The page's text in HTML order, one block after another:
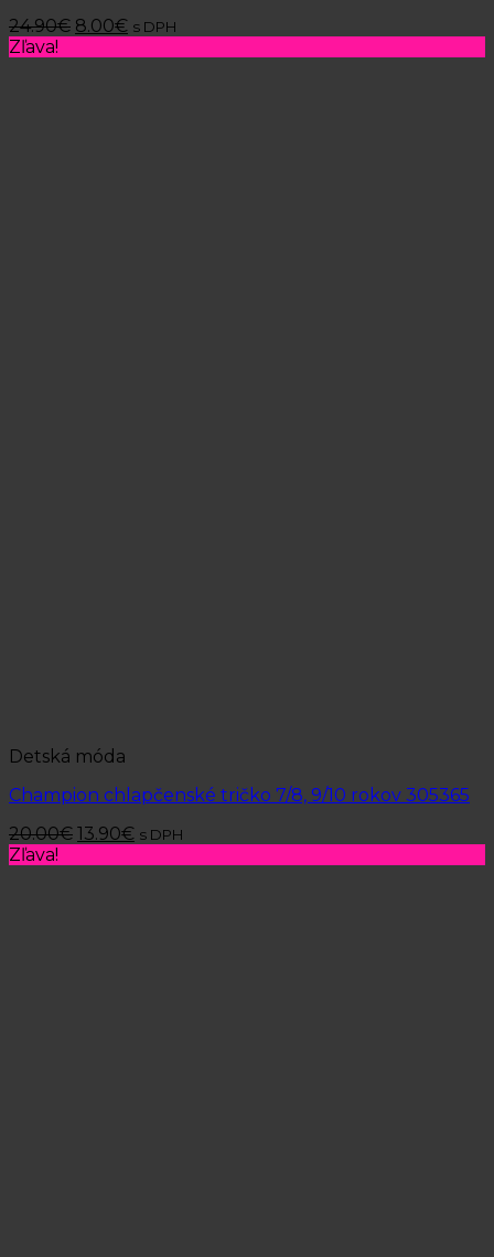
24.90€ 8.00€ s DPH
Zľava!
Detská móda
Champion chlapčenské tričko 7/8, 9/10 rokov 305365
20.00€ 13.90€ s DPH
Zľava!